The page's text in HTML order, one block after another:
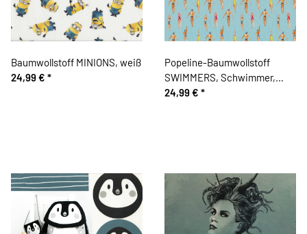
Baumwollstoff MINIONS, weiß
24,99 € *
Popeline-Baumwollstoff
SWIMMERS, Schwimmer,
hellblau
24,99 € *